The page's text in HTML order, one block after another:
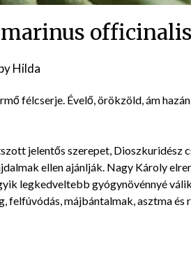
Hilda
félcserje. Évelő, örökzöld, ám
jelentős szerepet, Dioszkuridész
ellen ajánlják. Nagy Károly
legkedveltebb gyógynövénnyé
májbántalmak, asztma és